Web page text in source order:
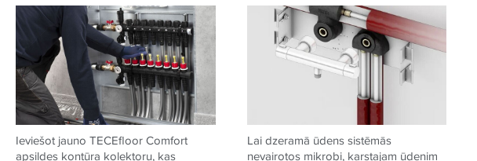
Ieviešot jauno TECEfloor Comfort
apsildes kontūra kolektoru, kas
Lai dzeramā ūdens sistēmās
nevairotos mikrobi, karstajam ūdenim